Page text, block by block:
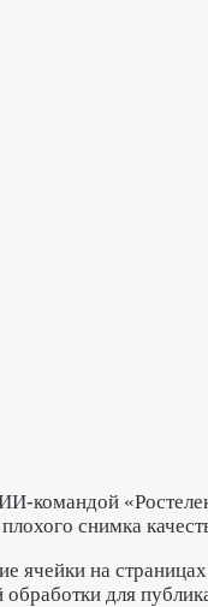
командой
снимка
ячейки на
для